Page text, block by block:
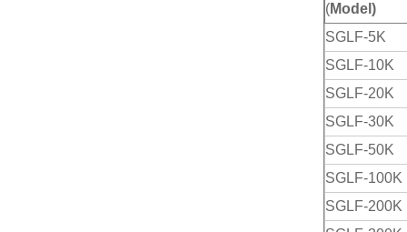
(Model)
SGLF-5K
SGLF-10K
SGLF-20K
SGLF-30K
SGLF-50K
SGLF-100K
SGLF-200K